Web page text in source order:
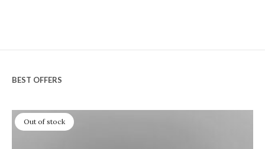
BEST OFFERS
Out of stock